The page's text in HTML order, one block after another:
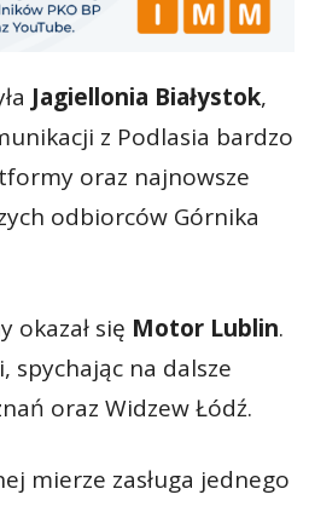
Jagiellonia Białystok,
z Podlasia bardzo
oraz najnowsze
odbiorców Górnika
okazał się Motor Lublin.
spychając na dalsze
oraz Widzew Łódź.
mierze zasługa jednego